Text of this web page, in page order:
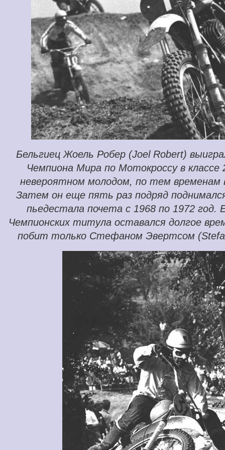
Бельгиец Жоель Робер (Joel Robert)
Чемпиона Мира по Мотокроссу в классе
невероятном молодом, по тем временам
Затем он еще пять раз подряд
пьедестала почета с 1968 по 1972 год.
Чемпионских титула оставался долгое
побит только Стефаном Эвертсом